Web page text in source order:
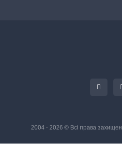
2004 - 2026 © Всі права